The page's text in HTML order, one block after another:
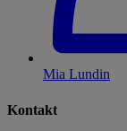
Mia Lundin
Kontakt